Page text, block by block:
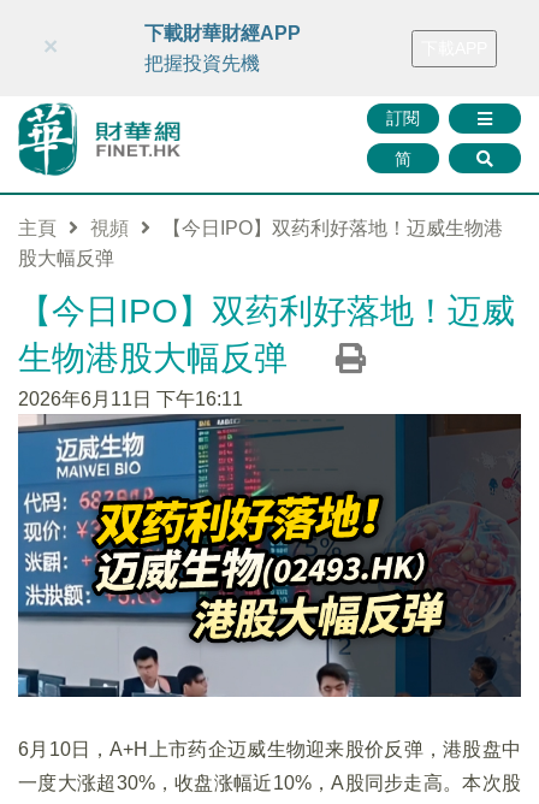
財華智庫網 FINTV FINMETA 財華證券 媒體矩陣
訂閱
简
×
下載財華財經APP
把握投資先機
主頁 視頻
【今日IPO】双药利好落地！迈威生物港
股大幅反弹
【今日IPO】双药利好落地！迈威
生物港股大幅反弹
2026年6月11日 下午16:11
6月10日，A+H上市药企迈威生物迎来股价反弹，港股盘中
一度大涨超30%，收盘涨幅近10%，A股同步走高。本次股